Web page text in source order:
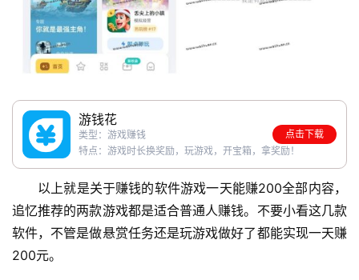
游钱花
类型：游戏赚钱
特点：游戏时长换奖励，玩游戏，开宝箱，拿奖励！
点击下载
以上就是关于赚钱的软件游戏一天能赚200全部内容，
追忆推荐的两款游戏都是适合普通人赚钱。不要小看这几款
软件，不管是做悬赏任务还是玩游戏做好了都能实现一天赚
200元。